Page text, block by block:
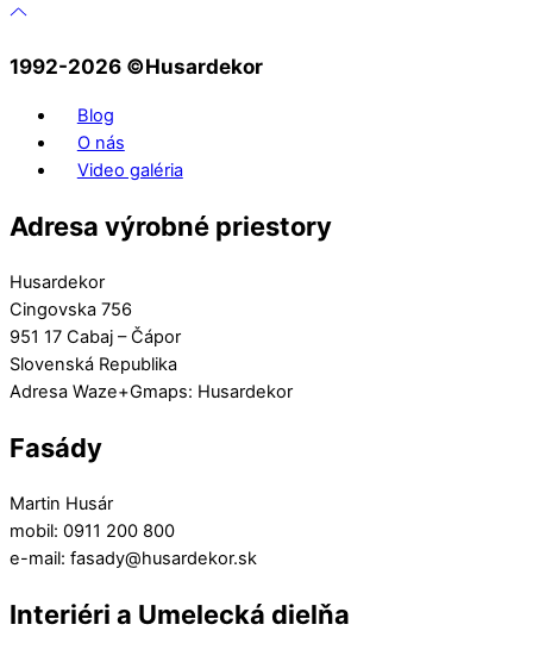
1992-2026 ©️Husardekor
Blog
O nás
Video galéria
Adresa výrobné priestory
Husardekor
Cingovska 756
951 17 Cabaj – Čápor
Slovenská Republika
Adresa Waze+Gmaps: Husardekor
Fasády
Martin Husár
mobil: 0911 200 800
e-mail: fasady@husardekor.sk
Interiéri a Umelecká dielňa